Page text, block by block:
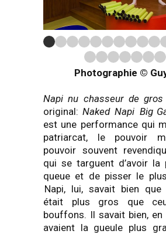
Photographie ©
Napi nu chasseur de gros
original: Naked Napi Big
est une performance qui
patriarcat, le pouvoir
pouvoir souvent
qui se targuent d’avoir la
queue et de pisser le
Napi, lui, savait bien que
était plus gros que
bouffons. Il savait bien, en
avaient la gueule plus